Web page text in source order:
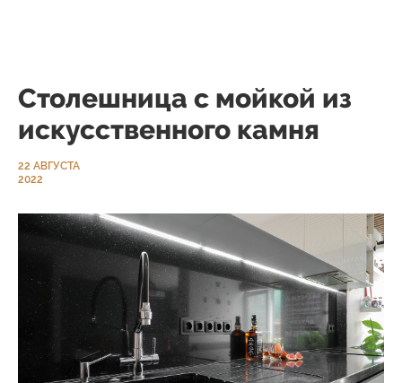
Столешница с мойкой из
искусственного камня
22 АВГУСТА
2022